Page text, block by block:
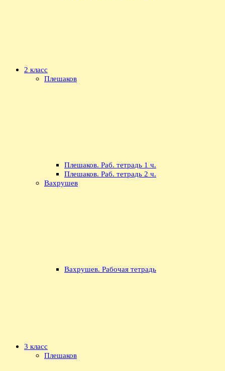
2 класс
Плешаков
Плешаков. Раб. тетрадь 1 ч.
Плешаков. Раб. тетрадь 2 ч.
Вахрушев
Вахрушев. Рабочая тетрадь
3 класс
Плешаков